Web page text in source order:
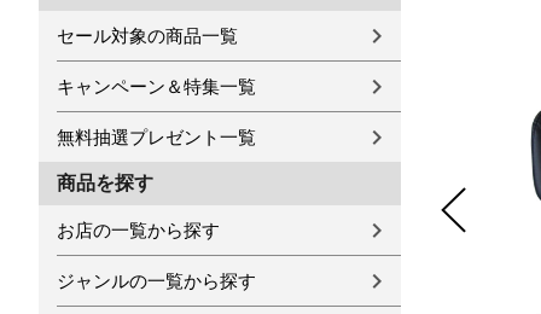
セール対象の商品一覧
キャンペーン＆特集一覧
無料抽選プレゼント一覧
商品を探す
お店の一覧から探す
ジャンルの一覧から探す